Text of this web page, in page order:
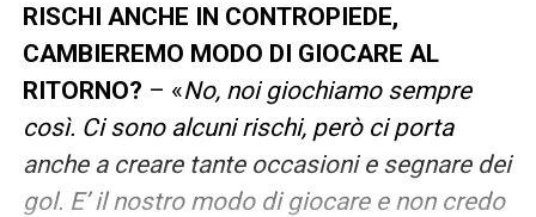
RISCHI ANCHE IN CONTROPIEDE,
CAMBIEREMO MODO DI GIOCARE AL
RITORNO? – «No, noi giochiamo sempre
così. Ci sono alcuni rischi, però ci porta
anche a creare tante occasioni e segnare dei
gol. E’ il nostro modo di giocare e non credo